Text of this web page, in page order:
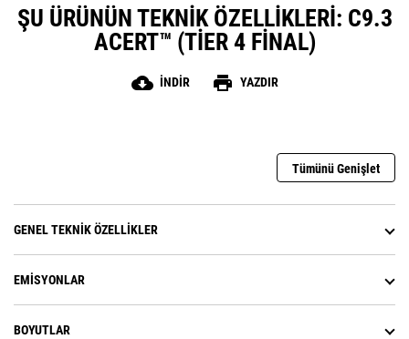
ŞU ÜRÜNÜN TEKNIK ÖZELLIKLERI: C9.3
ACERT™ (TIER 4 FINAL)
cloud_download İNDIR print YAZDIR
Tümünü Genişlet
GENEL TEKNIK ÖZELLIKLER
EMISYONLAR
BOYUTLAR